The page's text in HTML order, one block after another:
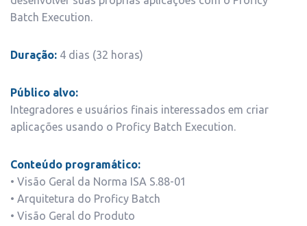
Batch Execution.
Duração: 4 dias (32 horas)
Público alvo:
Integradores e usuários finais interessados em criar
aplicações usando o Proficy Batch Execution.
Conteúdo programático:
• Visão Geral da Norma ISA S.88-01
• Arquitetura do Proficy Batch
• Visão Geral do Produto